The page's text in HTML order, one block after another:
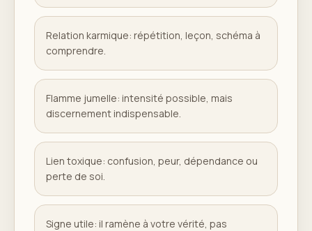
Relation karmique: répétition, leçon, schéma à
comprendre.
Flamme jumelle: intensité possible, mais
discernement indispensable.
Lien toxique: confusion, peur, dépendance ou
perte de soi.
Signe utile: il ramène à votre vérité, pas